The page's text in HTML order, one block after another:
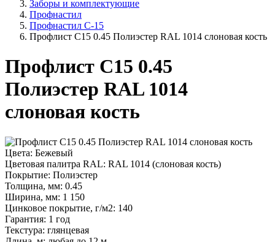
Заборы и комплектующие
Профнастил
Профнастил C-15
Профлист С15 0.45 Полиэстер RAL 1014 слоновая кость
Профлист С15 0.45
Полиэстер RAL 1014
слоновая кость
Цвета: Бежевый
Цветовая палитра RAL: RAL 1014 (слоновая кость)
Покрытие: Полиэстер
Толщина, мм: 0.45
Ширина, мм: 1 150
Цинковое покрытие, г/м2: 140
Гарантия: 1 год
Текстура: глянцевая